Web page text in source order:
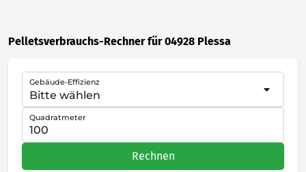
Pelletsverbrauchs-Rechner für 04928 Plessa
Gebäude-Effizienz
Quadratmeter
Rechnen